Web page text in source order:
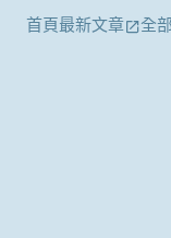
首頁最新文章 全